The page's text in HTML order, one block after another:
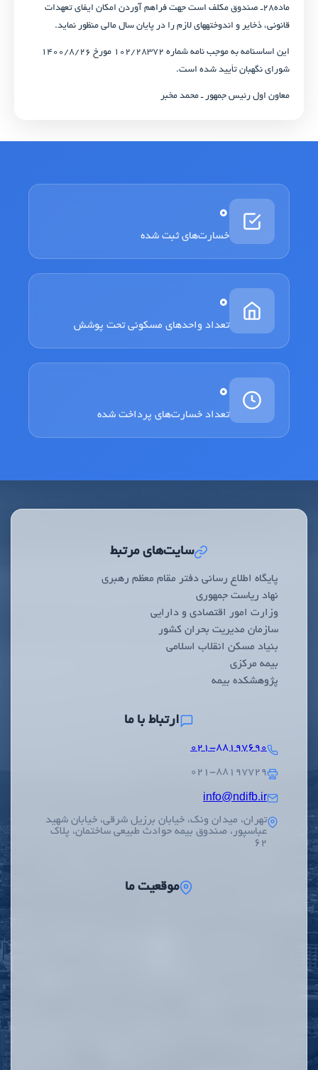
ماده۲۸ـ صندوق مکلف است جهت فراهم آوردن امکان ایفای تعهدات
قانونی، ذخایر و اندوخته­های لازم را در پایان سال مالی منظور نماید.
این اساسنامه به موجب نامه شماره ۱۰۲/۲۸۳۷۲ مورخ ۱۴۰۰/۸/۲۶
شورای نگهبان تأیید شده است.
معاون اول رئیس‎ جمهور ـ محمد مخبر
0
خسارت‌های ثبت شده
0
تعداد واحدهای مسکونی تحت پوشش
0
تعداد خسارت‌های پرداخت شده
سایت‌های مرتبط
پایگاه اطلاع رسانی دفتر مقام معظم رهبری
نهاد ریاست جمهوری
وزارت امور اقتصادی و دارایی
سازمان مدیریت بحران کشور
بنیاد مسکن انقلاب اسلامی
بیمه مرکزی
پژوهشکده بیمه
ارتباط با ما
۰۲۱-۸۸۱۹۷۶۹۰
۰۲۱-۸۸۱۹۷۷۲۹
info@ndifb.ir
تهران، میدان ونک، خیابان برزیل شرقی، خیابان شهید
عباسپور، صندوق بیمه حوادث طبیعی ساختمان، پلاک
62
موقعیت ما